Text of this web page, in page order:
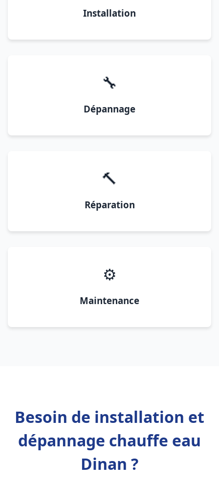
Installation
🔧
Dépannage
🔨
Réparation
⚙️
Maintenance
Besoin de installation et
dépannage chauffe eau
Dinan ?